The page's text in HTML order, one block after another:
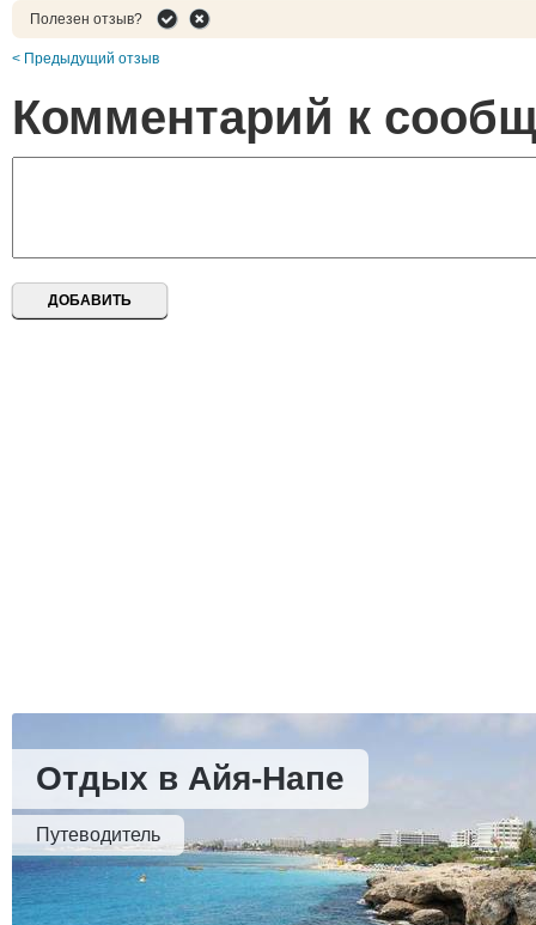
Полезен отзыв?
< Предыдущий отзыв
Комментарий к
Отдых в Айя-Напе
Путеводитель